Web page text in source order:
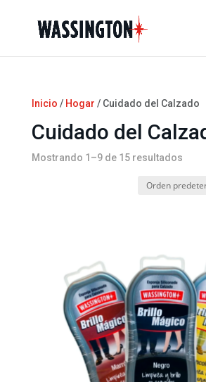
Inicio / Hogar / Cuidado del Calzado
Cuidado del
Mostrando 1–9 de 15 resultados